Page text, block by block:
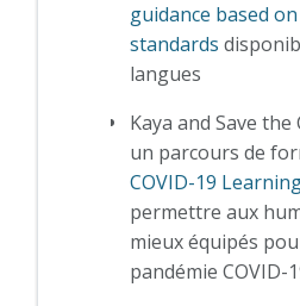
guidance based
standards
langues
Kaya and Save
un parcours de
COVID-19
permettre aux
mieux équipés
pandémie COVID-